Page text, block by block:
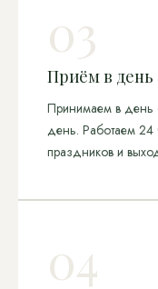
03
Приём в
Принимаем в день
день. Работаем
праздников и
04